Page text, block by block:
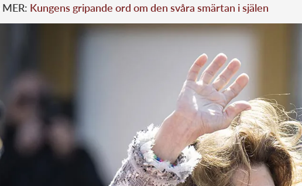
MER: Kungens gripande ord om den svåra smärtan i själen